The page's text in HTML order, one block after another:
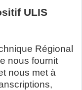
ULIS
Régional
nous fournit
nous met à